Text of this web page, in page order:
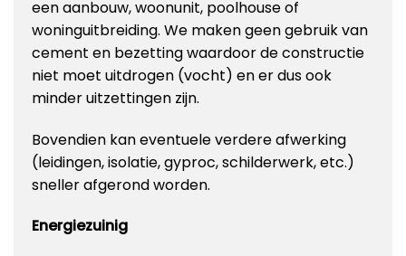
een aanbouw, woonunit, poolhouse of
woninguitbreiding. We maken geen gebruik van
cement en bezetting waardoor de constructie
niet moet uitdrogen (vocht) en er dus ook
minder uitzettingen zijn.
Bovendien kan eventuele verdere afwerking
(leidingen, isolatie, gyproc, schilderwerk, etc.)
sneller afgerond worden.
Energiezuinig